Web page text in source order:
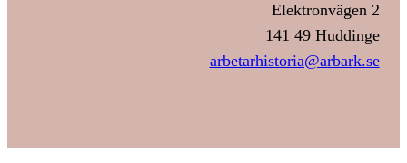
Elektronvägen 2
141 49 Huddinge
arbetarhistoria@arbark.se